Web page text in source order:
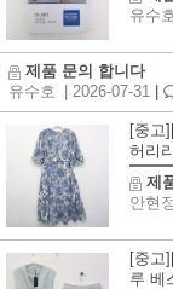
유수
제품 문의 합니다
유수호
| 2026-07-31
[중
허리
제
안현정
[중
루 베